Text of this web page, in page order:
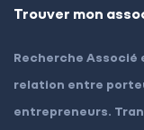
Trouver mon
Recherche
relation entre
entrepreneurs.